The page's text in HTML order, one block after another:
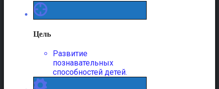
Цель
Развитие
познавательных
способностей детей.